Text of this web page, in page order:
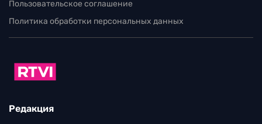
Пользовательское соглашение
Политика обработки персональных данных
Редакция